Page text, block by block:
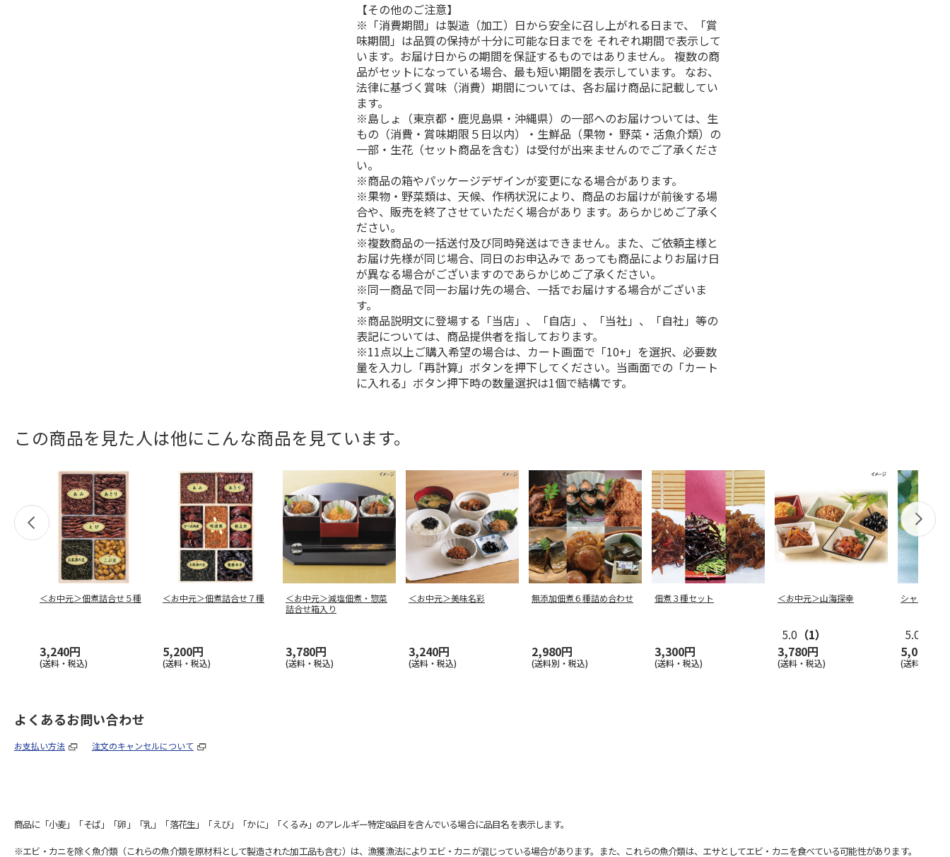
【その他のご注意】
※「消費期間」は製造（加工）日から安全に召し上がれる日まで、「賞
味期間」は品質の保持が十分に可能な日までを それぞれ期間で表示して
います。お届け日からの期間を保証するものではありません。 複数の商
品がセットになっている場合、最も短い期間を表示しています。 なお、
法律に基づく賞味（消費）期間については、各お届け商品に記載してい
ます。
※島しょ（東京都・鹿児島県・沖縄県）の一部へのお届けついては、生
もの（消費・賞味期限５日以内）・生鮮品（果物・ 野菜・活魚介類）の
一部・生花（セット商品を含む）は受付が出来ませんのでご了承くださ
い。
※商品の箱やパッケージデザインが変更になる場合があります。
※果物・野菜類は、天候、作柄状況により、商品のお届けが前後する場
合や、販売を終了させていただく場合があり ます。あらかじめご了承く
ださい。
※複数商品の一括送付及び同時発送はできません。また、ご依頼主様と
お届け先様が同じ場合、同日のお申込みで あっても商品によりお届け日
が異なる場合がございますのであらかじめご了承ください。
※同一商品で同一お届け先の場合、一括でお届けする場合がございま
す。
※商品説明文に登場する「当店」、「自店」、「当社」、「自社」等の
表記については、商品提供者を指しております。
※11点以上ご購入希望の場合は、カート画面で「10+」を選択、必要数
量を入力し「再計算」ボタンを押下してください。当画面での「カート
に入れる」ボタン押下時の数量選択は1個で結構です。
この商品を見た人は他にこんな商品を見ています。
＜お中元＞佃煮詰合せ５種
3,240円
(送料・税込)
＜お中元＞佃煮詰合せ７種
5,200円
(送料・税込)
＜お中元＞減塩佃煮・惣菜
詰合せ箱入り
3,780円
(送料・税込)
＜お中元＞美味名彩
3,240円
(送料・税込)
無添加佃煮６種詰め合わせ
2,980円
(送料別・税込)
佃煮３種セット
3,300円
(送料・税込)
＜お中元＞山海探幸
5.0 （1）
3,780円
(送料・税込)
シャインマ
5.0
5,000円
(送料・税込)
よくあるお問い合わせ
お支払い方法 注文のキャンセルについて
商品に「小麦」「そば」「卵」「乳」「落花生」「えび」「かに」「くるみ」のアレルギー特定8品目を含んでいる場合に品目名を表示します。
※エビ・カニを除く魚介類（これらの魚介類を原材料として製造された加工品も含む）は、漁獲漁法によりエビ・カニが混じっている場合があります。また、これらの魚介類は、エサとしてエビ・カニを食べている可能性があります。